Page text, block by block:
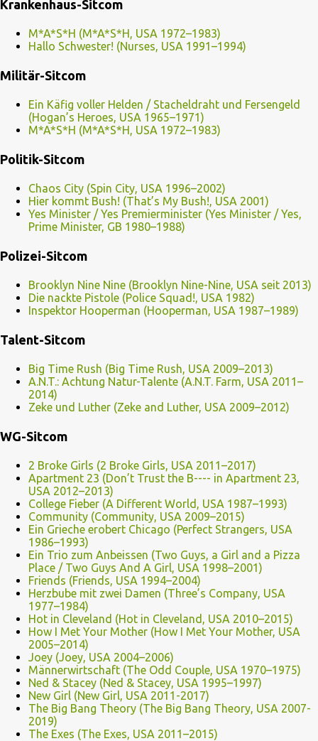
Krankenhaus-Sitcom
M*A*S*H (M*A*S*H, USA 1972–1983)
Hallo Schwester! (Nurses, USA 1991–1994)
Militär-Sitcom
Ein Käfig voller Helden / Stacheldraht und Fersengeld
(Hogan’s Heroes, USA 1965–1971)
M*A*S*H (M*A*S*H, USA 1972–1983)
Politik-Sitcom
Chaos City (Spin City, USA 1996–2002)
Hier kommt Bush! (That’s My Bush!, USA 2001)
Yes Minister / Yes Premierminister (Yes Minister / Yes,
Prime Minister, GB 1980–1988)
Polizei-Sitcom
Brooklyn Nine Nine (Brooklyn Nine-Nine, USA seit 2013)
Die nackte Pistole (Police Squad!, USA 1982)
Inspektor Hooperman (Hooperman, USA 1987–1989)
Talent-Sitcom
Big Time Rush (Big Time Rush, USA 2009–2013)
A.N.T.: Achtung Natur-Talente (A.N.T. Farm, USA 2011–
2014)
Zeke und Luther (Zeke and Luther, USA 2009–2012)
WG-Sitcom
2 Broke Girls (2 Broke Girls, USA 2011–2017)
Apartment 23 (Don’t Trust the B---- in Apartment 23,
USA 2012–2013)
College Fieber (A Different World, USA 1987–1993)
Community (Community, USA 2009–2015)
Ein Grieche erobert Chicago (Perfect Strangers, USA
1986–1993)
Ein Trio zum Anbeissen (Two Guys, a Girl and a Pizza
Place / Two Guys And A Girl, USA 1998–2001)
Friends (Friends, USA 1994–2004)
Herzbube mit zwei Damen (Three’s Company, USA
1977–1984)
Hot in Cleveland (Hot in Cleveland, USA 2010–2015)
How I Met Your Mother (How I Met Your Mother, USA
2005–2014)
Joey (Joey, USA 2004–2006)
Männerwirtschaft (The Odd Couple, USA 1970–1975)
Ned & Stacey (Ned & Stacey, USA 1995–1997)
New Girl (New Girl, USA 2011-2017)
The Big Bang Theory (The Big Bang Theory, USA 2007-
2019)
The Exes (The Exes, USA 2011–2015)